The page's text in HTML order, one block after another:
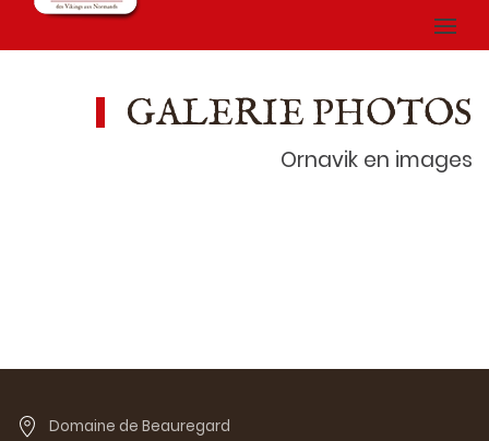
GALERIE PHOTOS
Ornavik en images
Domaine de Beauregard